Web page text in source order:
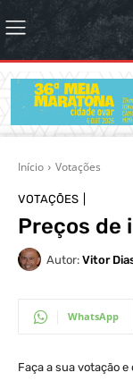
Início Votações
VOTAÇÕES
Preços de
Autor: Vitor
WhatsApp
Faça a sua votação